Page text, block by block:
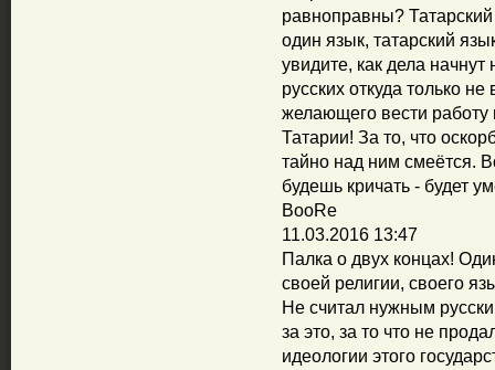
равноправны? Татарский
один язык, татарский
увидите, как дела
русских откуда только
желающего вести работу
Татарии! За то, что
тайно над ним смеётся.
будешь кричать - будет
BooRe
11.03.2016 13:47
Палка о двух концах!
своей религии, своего
Не считал нужным
за это, за то что не
идеологии этого